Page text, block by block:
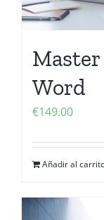
Word
€149.00
Añadir al